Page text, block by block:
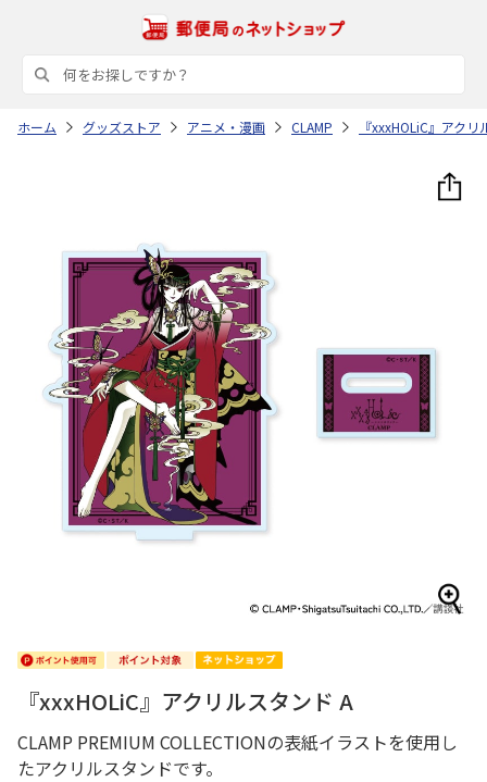
ホーム グッズストア アニメ・漫画 CLAMP 『xxxHOLiC』アク
『xxxHOLiC』アクリルスタンド A
CLAMP PREMIUM COLLECTIONの表紙イラストを使用し
たアクリルスタンドです。